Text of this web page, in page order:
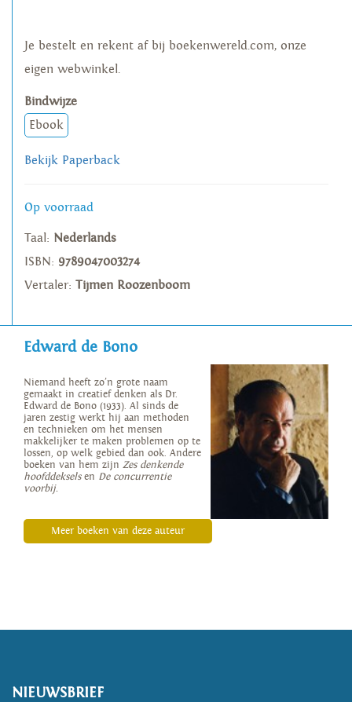
Je bestelt en rekent af bij boekenwereld.com, onze
eigen webwinkel.
Bindwijze
Ebook
Bekijk Paperback
Op voorraad
Taal: Nederlands
ISBN: 9789047003274
Vertaler: Tijmen Roozenboom
Edward de Bono
Niemand heeft zo’n grote naam
gemaakt in creatief denken als Dr.
Edward de Bono (1933). Al sinds de
jaren zestig werkt hij aan methoden
en technieken om het mensen
makkelijker te maken problemen op te
lossen, op welk gebied dan ook. Andere
boeken van hem zijn Zes denkende
hoofddekselsen De concurrentie
voorbij.
Meer boeken van deze auteur
NIEUWSBRIEF